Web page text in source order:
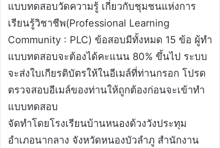
แบบทดสอบวัดความรู้ เกี่ยวกับชุมชนแห่งการ
เรียนรู้วิชาชีพ(Professional Learning
Community : PLC) ข้อสอบมีทั้งหมด 15 ข้อ ผู้ทำ
แบบทดสอบจะต้องได้คะแนน 80% ขึ้นไป ระบบ
จะส่งใบเกียรติบัตรให้ในอีเมล์ที่ท่านกรอก โปรด
ตรวจสอบอีเมล์ของท่านให้ถูกต้องก่อนจะเข้าทำ
แบบทดสอบ
จัดทำโดยโรงเรียนบ้านหนองด้วงวังประทุม
อำเภอนากลาง จังหวัดหนองบัวลำภู สำนักงาน